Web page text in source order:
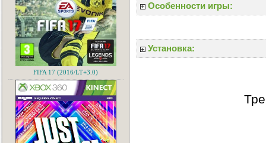
Особенности игры:
Установка:
FIFA 17 (2016/LT+3.0)